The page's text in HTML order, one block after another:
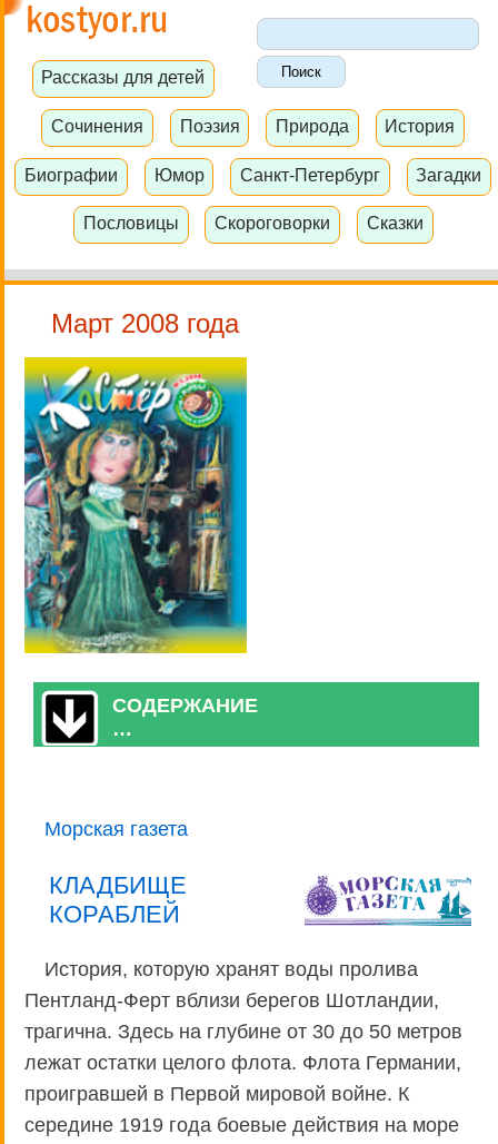
Рассказы для детей
Сочинения Поэзия Природа История
Биографии Юмор Санкт-Петербург Загадки
Пословицы Скороговорки Сказки
Март 2008 года
СОДЕРЖАНИЕ
…
Морская газета
КЛАДБИЩЕ
КОРАБЛЕЙ
История, которую хранят воды пролива
Пентланд-Ферт вблизи берегов Шотландии,
трагична. Здесь на глубине от 30 до 50 метров
лежат остатки целого флота. Флота Германии,
проигравшей в Первой мировой войне. К
середине 1919 года боевые действия на море